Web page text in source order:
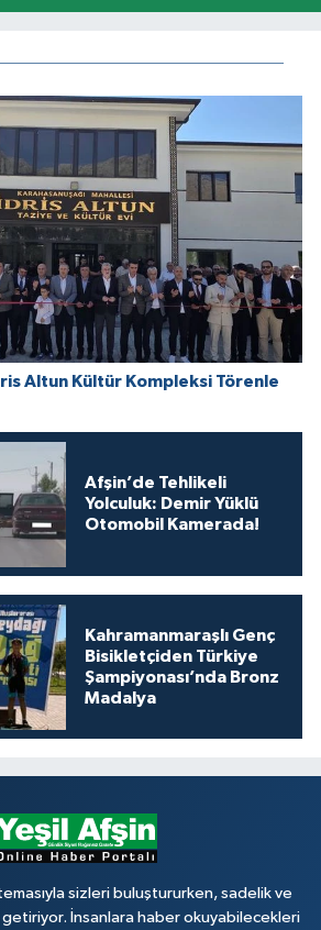
Altun Kültür Kompleksi Törenle
Afşin’de Tehlikeli
Yolculuk: Demir Yüklü
Otomobil Kamerada!
Kahramanmaraşlı Genç
Bisikletçiden Türkiye
Şampiyonası’nda Bronz
Madalya
sizleri buluştururken, sadelik ve
İnsanlara haber okuyabilecekleri